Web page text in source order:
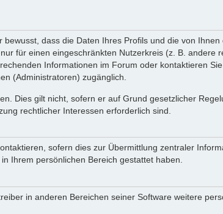
dass die Daten Ihres Profils und die von
für einen eingeschränkten Nutzerkreis (z. B. andere
Informationen im Forum oder kontaktieren
(Administratoren) zugänglich.
Dies gilt nicht, sofern er auf Grund gesetzlicher
rechtlicher Interessen erforderlich sind.
sofern dies zur Übermittlung zentraler
Ihrem persönlichen Bereich gestattet haben.
in anderen Bereichen seiner Software weitere